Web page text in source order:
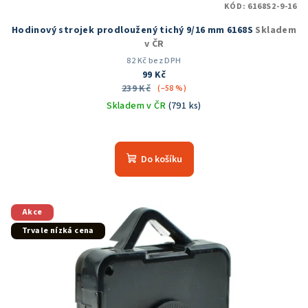
Hodinový strojek prodloužený tichý 9/16 mm 6168S Skladem
v ČR
82 Kč bez DPH
99 Kč
239 Kč (–58 %)
Skladem v ČR (791 ks)
hodnocení
produktu
5
hvězdiček.
Do košíku
KÓD: 6168S2-9-16
Akce
Trvale nízká cena